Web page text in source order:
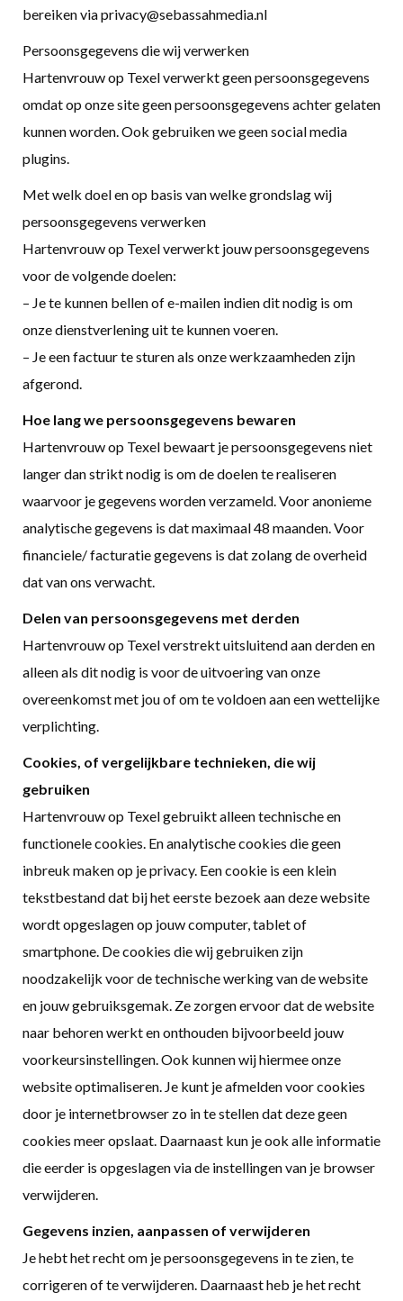
bereiken viaprivacy@sebassahmedia.nl
Persoonsgegevens die wij verwerken
Hartenvrouw op Texel verwerkt geen persoonsgegevens
omdat op onze site geen persoonsgegevens achter gelaten
kunnen worden. Ook gebruiken we geen social media
plugins.
Met welk doel en op basis van welke grondslag wij
persoonsgegevens verwerken
Hartenvrouw op Texel verwerkt jouw persoonsgegevens
voor de volgende doelen:
– Je te kunnen bellen of e-mailen indien dit nodig is om
onze dienstverlening uit te kunnen voeren.
– Je een factuur te sturen als onze werkzaamheden zijn
afgerond.
Hoe lang we persoonsgegevens bewaren
Hartenvrouw op Texel bewaart je persoonsgegevens niet
langer dan strikt nodig is om de doelen te realiseren
waarvoor je gegevens worden verzameld. Voor anonieme
analytische gegevens is dat maximaal 48 maanden. Voor
financiele/ facturatie gegevens is dat zolang de overheid
dat van ons verwacht.
Delen van persoonsgegevens met derden
Hartenvrouw op Texel verstrekt uitsluitend aan derden en
alleen als dit nodig is voor de uitvoering van onze
overeenkomst met jou of om te voldoen aan een wettelijke
verplichting.
Cookies, of vergelijkbare technieken, die wij
gebruiken
Hartenvrouw op Texel gebruikt alleen technische en
functionele cookies. En analytische cookies die geen
inbreuk maken op je privacy. Een cookie is een klein
tekstbestand dat bij het eerste bezoek aan deze website
wordt opgeslagen op jouw computer, tablet of
smartphone. De cookies die wij gebruiken zijn
noodzakelijk voor de technische werking van de website
en jouw gebruiksgemak. Ze zorgen ervoor dat de website
naar behoren werkt en onthouden bijvoorbeeld jouw
voorkeursinstellingen. Ook kunnen wij hiermee onze
website optimaliseren. Je kunt je afmelden voor cookies
door je internetbrowser zo in te stellen dat deze geen
cookies meer opslaat. Daarnaast kun je ook alle informatie
die eerder is opgeslagen via de instellingen van je browser
verwijderen.
Gegevens inzien, aanpassen of verwijderen
Je hebt het recht om je persoonsgegevens in te zien, te
corrigeren of te verwijderen. Daarnaast heb je het recht